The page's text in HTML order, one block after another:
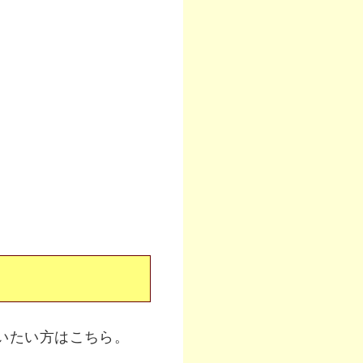
い方はこちら。